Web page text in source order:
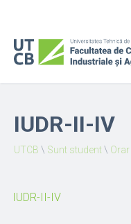
IUDR-II-IV
UTCB \ Sunt student\ Orar
IUDR-II-IV